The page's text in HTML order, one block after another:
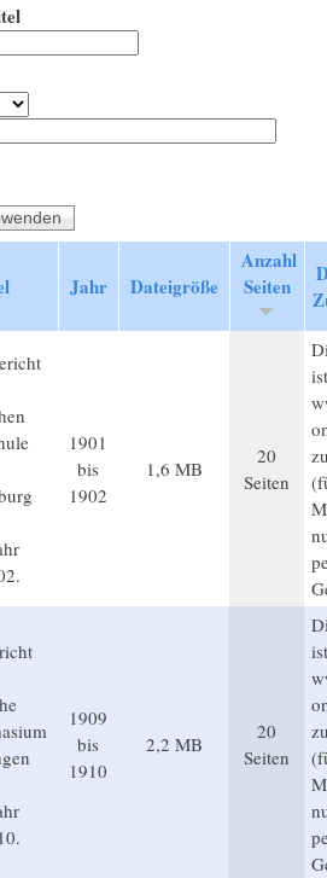
Jahr Dateigröße
Anzahl
Seiten
1901
bis
1902
1,6 MB
20
Seiten
1909
bis
1910
2,2 MB
20
Seiten